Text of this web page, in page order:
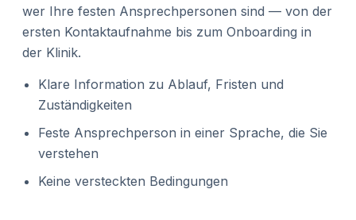
wer Ihre festen Ansprechpersonen sind — von der
ersten Kontaktaufnahme bis zum Onboarding in
der Klinik.
Klare Information zu Ablauf, Fristen und
Zuständigkeiten
Feste Ansprechperson in einer Sprache, die Sie
verstehen
Keine versteckten Bedingungen